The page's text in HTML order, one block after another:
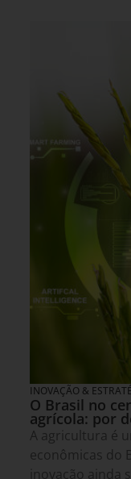
INOVAÇÃO &
O Brasil no
agrícola: por
A agricultura é
econômicas do
inovação ainda